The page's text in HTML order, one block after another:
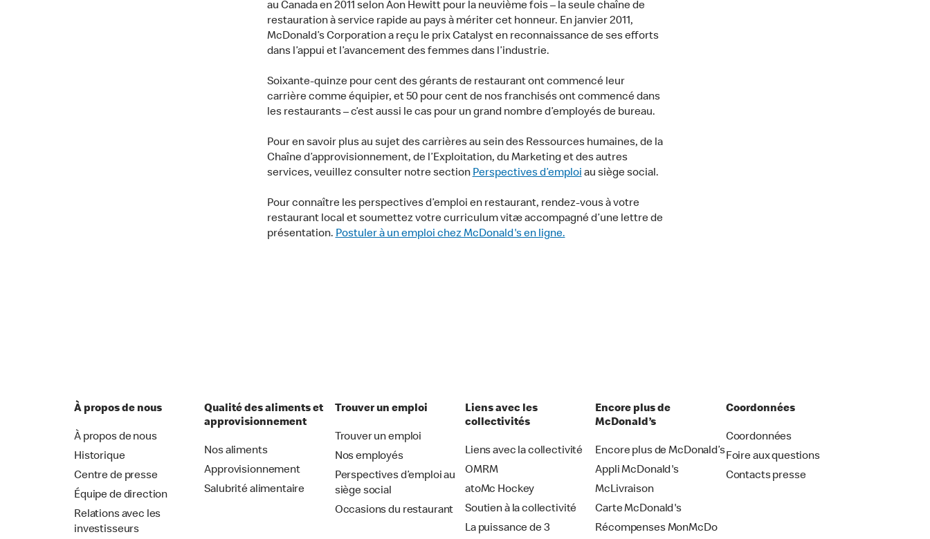
au Canada en 2011 selon Aon Hewitt pour la neuvième fois – la seule chaîne de
restauration à service rapide au pays à mériter cet honneur. En janvier 2011,
McDonald’s Corporation a reçu le prix Catalyst en reconnaissance de ses efforts
dans l’appui et l’avancement des femmes dans l’industrie.
Soixante-quinze pour cent des gérants de restaurant ont commencé leur
carrière comme équipier, et 50 pour cent de nos franchisés ont commencé dans
les restaurants – c’est aussi le cas pour un grand nombre d’employés de bureau.
Pour en savoir plus au sujet des carrières au sein des Ressources humaines, de la
Chaîne d’approvisionnement, de l’Exploitation, du Marketing et des autres
services, veuillez consulter notre section Perspectives d’emploi au siège social.
Pour connaître les perspectives d’emploi en restaurant, rendez-vous à votre
restaurant local et soumettez votre curriculum vitæ accompagné d’une lettre de
présentation. Postuler à un emploi chez McDonald's en ligne.
À propos de nous
À propos de nous
Historique
Centre de presse
Équipe de direction
Relations avec les
investisseurs
Qualité des aliments et
approvisionnement
Nos aliments
Approvisionnement
Salubrité alimentaire
Trouver un emploi
Trouver un emploi
Nos employés
Perspectives d’emploi au
siège social
Occasions du restaurant
Liens avec les
collectivités
Liens avec la collectivité
OMRM
atoMc Hockey
Soutien à la collectivité
La puissance de 3
Encore plus de
McDonald’s
Encore plus de McDonald’s
Appli McDonald's
McLivraison
Carte McDonald's
Récompenses MonMcDo
Coordonnées
Coordonnées
Foire aux questions
Contacts presse